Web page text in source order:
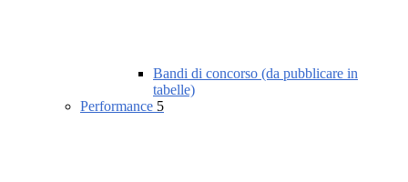
Bandi di concorso (da pubblicare in
tabelle)
Performance 5